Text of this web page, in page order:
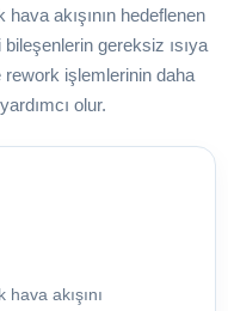
hava akışının hedeflenen
gereksiz ısıya
rework işlemlerinin daha
olur.
hava akışını